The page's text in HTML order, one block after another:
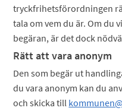
tryckfrihetsförordningen
tala om vem du är. Om du
begäran, är det dock
Rätt att vara anonym
Den som begär ut
du vara anonym kan du
och skicka till